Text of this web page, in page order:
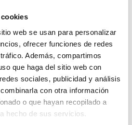
web se usan para personalizar
ofrecer funciones de redes
Además, compartimos
que haga del sitio web con
sociales, publicidad y análisis
con otra información
o que hayan recopilado a
hecho de sus servicios.